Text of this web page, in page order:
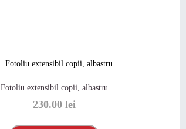
Fotoliu extensibil copii, albastru
230.00 lei